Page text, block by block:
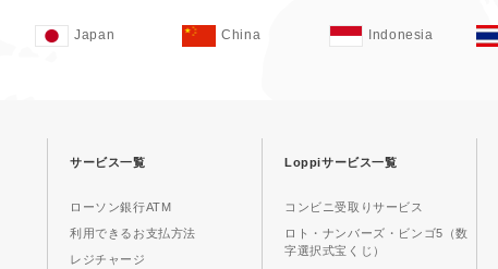
Japan China Indonesia
サービス一覧
ローソン銀行ATM
利用できるお支払方法
レジチャージ
Loppiサービス一覧
コンビニ受取りサービス
ロト・ナンバーズ・ビンゴ5（数
字選択式宝くじ）